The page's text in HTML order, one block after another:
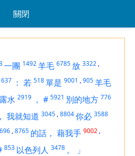
關閉
一團 1492羊毛 6785 放 3322 ,
： 若 518單是 9001 ,905羊毛
露水 2919 ， # 5921 別的地方 776
， 我就知道 3045 ,8804你必 3588
,8765 的話， 藉我手 9002 ,
853 以色列人 3478 。
」